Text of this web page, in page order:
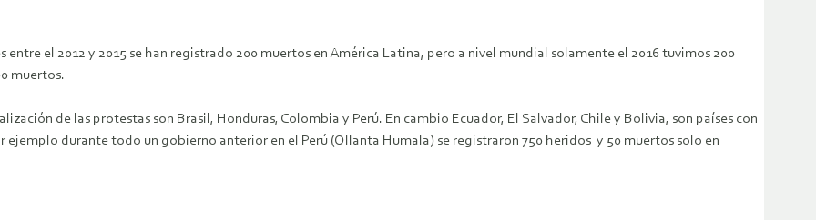
el 2012 y 2015 se han registrado 200 muertos en América Latina, pero a nivel mundial solamente el 2016 tuvimos 200
muertos.
de las protestas son Brasil, Honduras, Colombia y Perú. En cambio Ecuador, El Salvador, Chile y Bolivia, son países con
durante todo un gobierno anterior en el Perú (Ollanta Humala) se registraron 750 heridos y 50 muertos solo en